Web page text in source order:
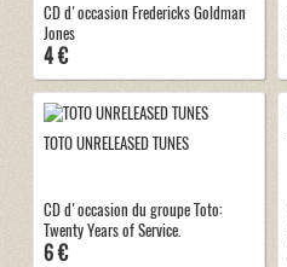
CD d'occasion Fredericks Goldman
Jones
4 €
TOTO UNRELEASED TUNES
CD d'occasion du groupe Toto:
Twenty Years of Service.
6 €